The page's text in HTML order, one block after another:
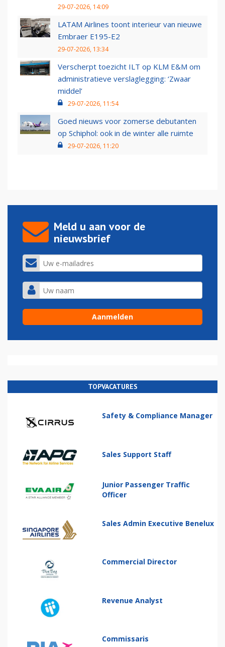
29-07-2026, 14:09
LATAM Airlines toont interieur van nieuwe
Embraer E195-E2
29-07-2026, 13:34
Verscherpt toezicht ILT op KLM E&M om
administratieve verslaglegging: ‘Zwaar
middel’
29-07-2026, 11:54
Goed nieuws voor zomerse debutanten
op Schiphol: ook in de winter alle ruimte
29-07-2026, 11:20
Meld u aan voor de
nieuwsbrief
TOPVACATURES
Safety & Compliance Manager
Sales Support Staff
Junior Passenger Traffic
Officer
Sales Admin Executive Benelux
Commercial Director
Revenue Analyst
Commissaris